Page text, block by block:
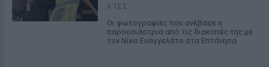
ΧΤΕΣ
Οι φωτογραφίες που ανέβασε η
παρουσιάστρια από τις διακοπές της με
τον Νίκο Ευαγγελάτο στα Επτάνησα